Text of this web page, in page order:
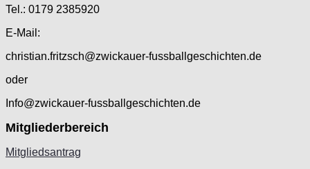
Tel.: 0179 2385920
E-Mail:
christian.fritzsch@zwickauer-fussballgeschichten.de
oder
Info@zwickauer-fussballgeschichten.de
Mitgliederbereich
Mitgliedsantrag